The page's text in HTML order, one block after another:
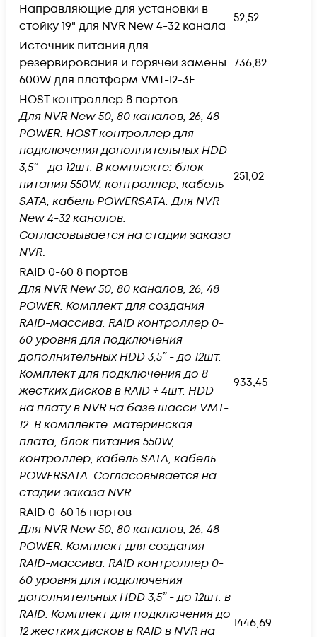
Направляющие для установки в
стойку 19" для NVR New 4-32 канала
52,52
Источник питания для
резервирования и горячей замены
600W для платформ VMT-12-3E
736,82
HOST контроллер 8 портов
Для NVR New 50, 80 каналов, 26, 48
POWER. HOST контроллер для
подключения дополнительных HDD
3,5” - до 12шт. В комплекте: блок
питания 550W, контроллер, кабель
SАТА, кабель POWERSATA. Для NVR
New 4-32 каналов.
Согласовывается на стадии заказа
NVR.
251,02
RAID 0-60 8 портов
Для NVR New 50, 80 каналов, 26, 48
POWER. Комплект для создания
RAID-массива. RAID контроллер 0-
60 уровня для подключения
дополнительных HDD 3,5” - до 12шт.
Комплект для подключения до 8
жестких дисков в RAID + 4шт. HDD
на плату в NVR на базе шасси VMT-
12. В комплекте: материнская
плата, блок питания 550W,
контроллер, кабель SАТА, кабель
POWERSATA. Согласовывается на
стадии заказа NVR.
933,45
RAID 0-60 16 портов
Для NVR New 50, 80 каналов, 26, 48
POWER. Комплект для создания
RAID-массива. RAID контроллер 0-
60 уровня для подключения
дополнительных HDD 3,5” - до 12шт. в
RAID. Комплект для подключения до
12 жестких дисков в RAID в NVR на
1446,69